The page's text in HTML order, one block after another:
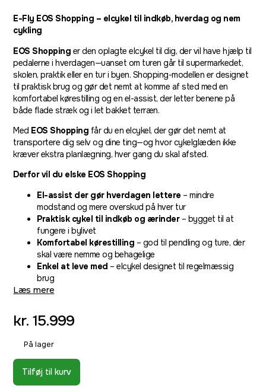
E-Fly EOS Shopping – elcykel til indkøb, hverdag og nem
cykling
EOS Shopping er den oplagte elcykel til dig, der vil have hjælp til
pedalerne i hverdagen—uanset om turen går til supermarkedet,
skolen, praktik eller en tur i byen. Shopping-modellen er designet
til praktisk brug og gør det nemt at komme af sted med en
komfortabel kørestilling og en el-assist, der letter benene på
både flade stræk og i let bakket terræn.
Med EOS Shopping får du en elcykel, der gør det nemt at
transportere dig selv og dine ting—og hvor cykelglæden ikke
kræver ekstra planlægning, hver gang du skal afsted.
Derfor vil du elske EOS Shopping
El-assist der gør hverdagen lettere – mindre
modstand og mere overskud på hver tur
Praktisk cykel til indkøb og ærinder– bygget til at
fungere i bylivet
Komfortabel kørestilling – god til pendling og ture, der
skal være nemme og behagelige
Enkel at leve med – elcykel designet til regelmæssig
brug
Læs mere
kr. 15.999
På lager
Tilføj til kurv